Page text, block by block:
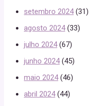
setembro 2024(31)
agosto 2024(33)
julho 2024(67)
junho 2024(45)
maio 2024(46)
abril 2024(44)